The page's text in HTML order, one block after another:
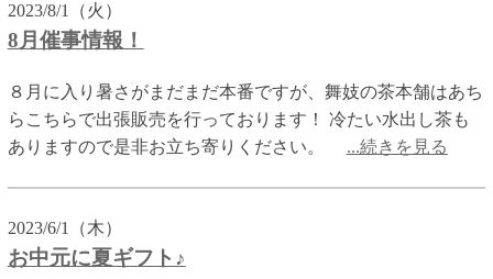
2023/8/1（火）
8月催事情報！
８月に入り暑さがまだまだ本番ですが、舞妓の茶本舗はあち
らこちらで出張販売を行っております！ 冷たい水出し茶も
ありますので是非お立ち寄りください。 ...続きを見る
2023/6/1（木）
お中元に夏ギフト♪